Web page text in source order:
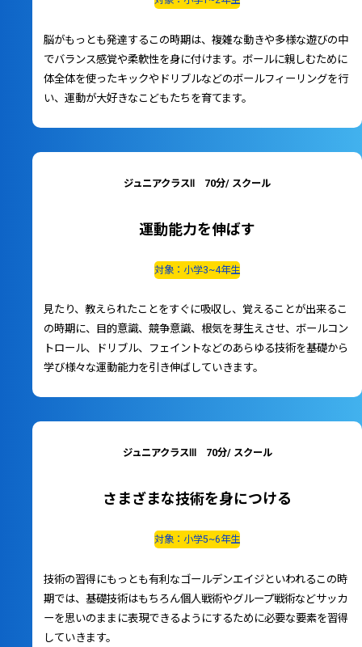
脳がもっとも発達するこの時期は、複雑な動きや多様な遊びの中
でバランス感覚や柔軟性を身に付けます。ボールに親しむために
体全体を使ったキックやドリブルなどのボールフィーリングを行
い、運動が大好きなこどもたちを育てます。
ジュニアクラスⅡ 70分/ スクール
運動能力を伸ばす
対象：小学3~4年生
見たり、教えられたことをすぐに吸収し、覚えることが出来るこ
の時期に、目的意識、競争意識、根気を芽生えさせ、ボールコン
トロール、ドリブル、フェイントなどのあらゆる技術を基礎から
学び様々な運動能力を引き伸ばしていきます。
ジュニアクラスⅢ 70分/ スクール
さまざまな技術を身につける
対象：小学5~6年生
技術の習得にもっとも有利なゴールデンエイジといわれるこの時
期では、基礎技術はもちろん個人戦術やグループ戦術などサッカ
ーを思いのままに表現できるようにするために必要な要素を習得
していきます。